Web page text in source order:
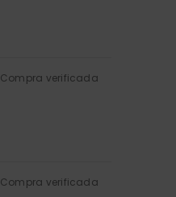
Compra verificada
Compra verificada